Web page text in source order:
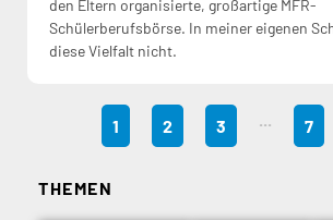
den Eltern organisierte, großartige MFR-
Schülerberufsbörse. In meiner eigenen
diese Vielfalt nicht.
1 2 3 ... 7
THEMEN